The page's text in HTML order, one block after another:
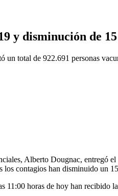
y disminución de
total de 922.691 personas
Alberto Dougnac,
los contagios han disminuido un
11:00 horas de hoy han